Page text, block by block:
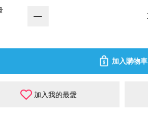
加入購物車
加入我的最愛